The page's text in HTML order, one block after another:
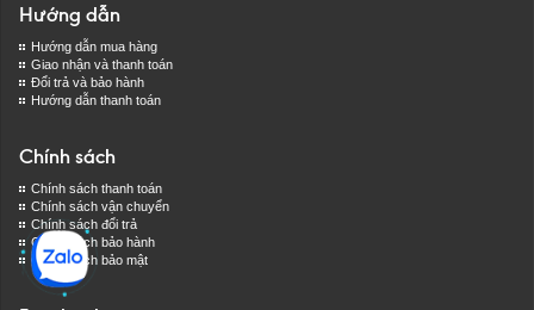
Hướng dẫn
Hướng dẫn mua hàng
Giao nhận và thanh toán
Đổi trả và bảo hành
Hướng dẫn thanh toán
Chính sách
Chính sách thanh toán
Chính sách vận chuyển
Chính sách đổi trả
Chính sách bảo hành
Chính sách bảo mật